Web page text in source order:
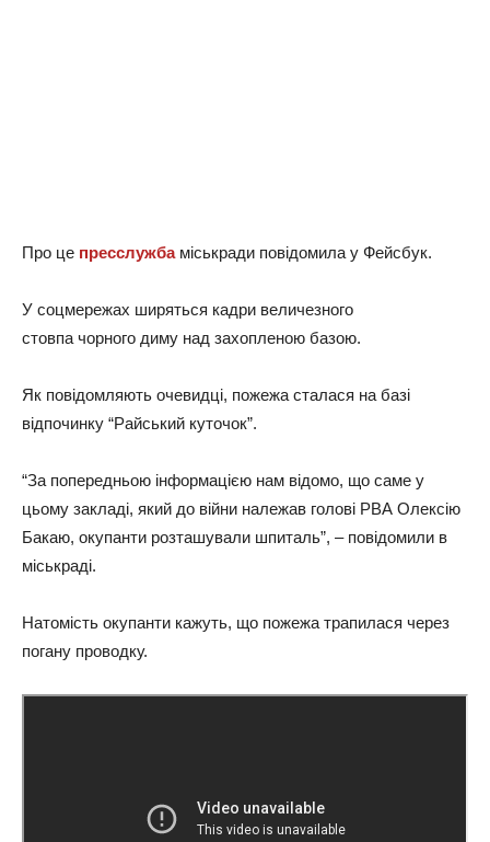
Про це пресслужбаміськради повідомила у Фейсбук.
У соцмережах ширяться кадри величезного
стовпа чорного диму над захопленою базою.
Як повідомляють очевидці, пожежа сталася на базі
відпочинку “Райський куточок”.
“За попередньою інформацією нам відомо, що саме у
цьому закладі, який до війни належав голові РВА Олексію
Бакаю, окупанти розташували шпиталь”, – повідомили в
міськраді.
Натомість окупанти кажуть, що пожежа трапилася через
погану проводку.